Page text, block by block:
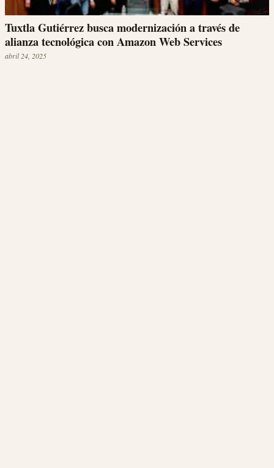
Tuxtla Gutiérrez busca modernización a través de
alianza tecnológica con Amazon Web Services
abril 24, 2025